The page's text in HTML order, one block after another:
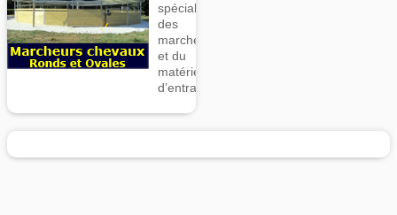
spécialiste
des
marcheurs
et du
matériel
d’entrainement